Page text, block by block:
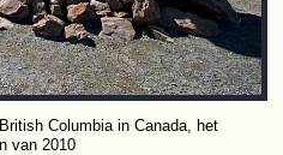
Columbia in Canada, het
van 2010